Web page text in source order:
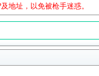
地址，以免被枪手迷惑。